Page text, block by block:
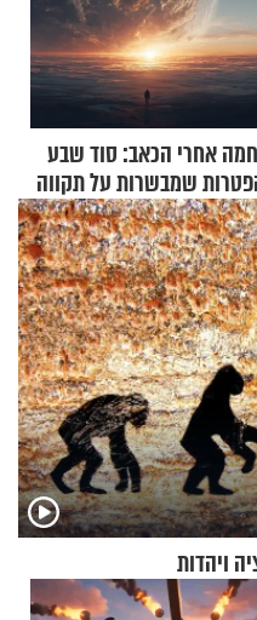
אחרי הכאב: סוד שבע
שמבשרות על תקווה
ויהדות